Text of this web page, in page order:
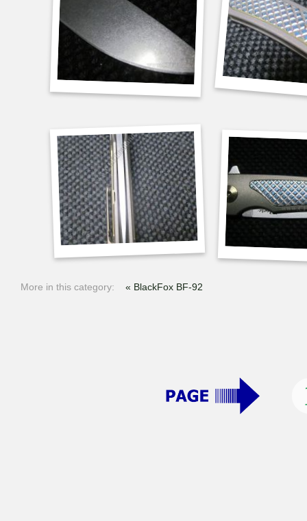
More in this category: « BlackFox BF-92